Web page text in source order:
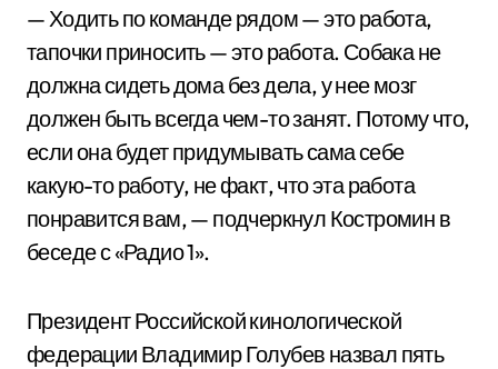
— Ходить по команде рядом — это работа,
тапочки приносить — это работа. Собака не
должна сидеть дома без дела, у нее мозг
должен быть всегда чем-то занят. Потому что,
если она будет придумывать сама себе
какую-то работу, не факт, что эта работа
понравится вам, — подчеркнул Костромин в
беседе с «Радио 1».
Президент Российской кинологической
федерации Владимир Голубев назвал пять